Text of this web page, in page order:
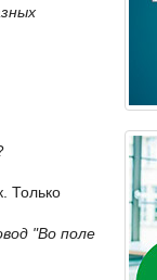
Только
"Во поле